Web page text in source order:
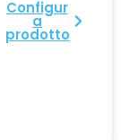
Configur
a
prodotto